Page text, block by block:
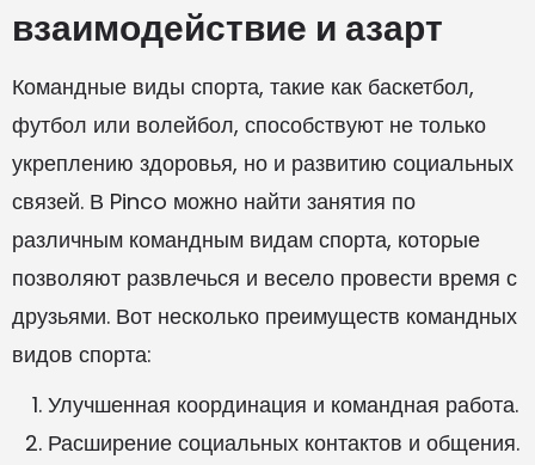
взаимодействие и азарт
Командные виды спорта, такие как баскетбол,
футбол или волейбол, способствуют не только
укреплению здоровья, но и развитию социальных
связей. В Pinco можно найти занятия по
различным командным видам спорта, которые
позволяют развлечься и весело провести время с
друзьями. Вот несколько преимуществ командных
видов спорта:
Улучшенная координация и командная работа.
Расширение социальных контактов и общения.